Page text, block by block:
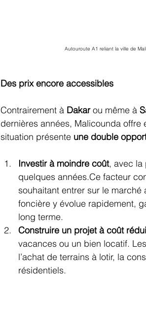
Autouroute A1 reliant la ville de
Des prix encore accessibles
Contrairement à Dakar ou même à
dernières années, Malicounda offre
situation présente une double
Investir à moindre coût, avec la
quelques années.Ce facteur
souhaitant entrer sur le
foncière y évolue rapidement,
long terme.
Construire un projet à coût
vacances ou un bien locatif.
l’achat de terrains à lotir, la
résidentiels.